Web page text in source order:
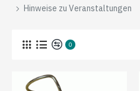
Hinweise zu Veranstaltungen
0